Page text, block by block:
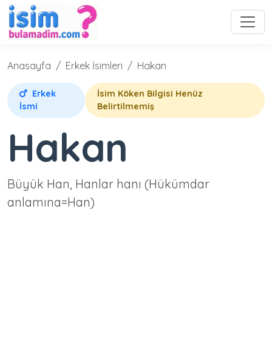
Anasayfa Erkek İsimleri Hakan
Erkek
İsmi
İsim Köken Bilgisi Henüz
Belirtilmemiş
Hakan
Büyük Han, Hanlar hanı (Hükümdar
anlamına=Han)